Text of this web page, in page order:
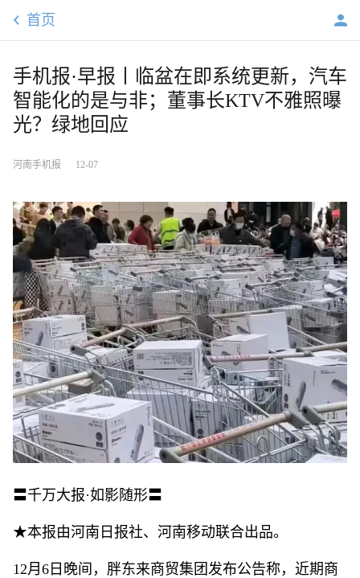
首页
手机报·早报丨临盆在即系统更新，汽车
智能化的是与非；董事长KTV不雅照曝
光？绿地回应
河南手机报 12-07
〓千万大报·如影随形〓
★本报由河南日报社、河南移动联合出品。
12月6日晚间，胖东来商贸集团发布公告称，近期商